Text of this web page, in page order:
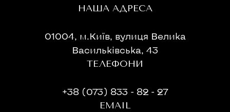
НАША АДРЕСА
01004, м.Київ, вулиця Велика
Васильківська, 43
ТЕЛЕФОНИ
+38 (073) 833 - 82 - 27
EMAIL